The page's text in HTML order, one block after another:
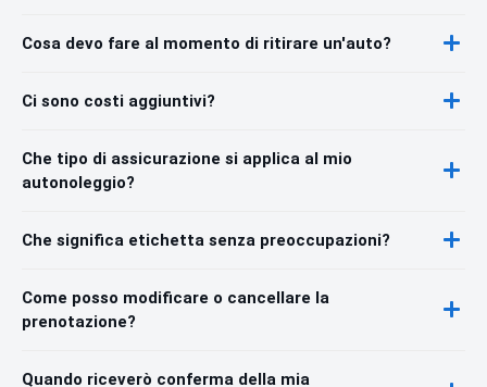
Cosa devo fare al momento di ritirare un'auto?
Ci sono costi aggiuntivi?
Che tipo di assicurazione si applica al mio
autonoleggio?
Che significa etichetta senza preoccupazioni?
Come posso modificare o cancellare la
prenotazione?
Quando riceverò conferma della mia